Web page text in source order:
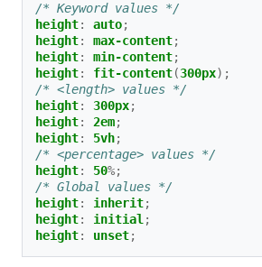
/* Keyword values */
height: auto;
height: max-content;
height: min-content;
height: fit-content(300px);
/* <length> values */
height: 300px;
height: 2em;
height: 5vh;
/* <percentage> values */
height: 50%;
/* Global values */
height: inherit;
height: initial ;
height: unset;